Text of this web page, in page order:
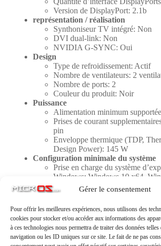
Gérer le consentement
Pour offrir les meilleures expériences, nous utilisons des
cookies pour stocker et/ou accéder aux informations des
à ces technologies nous permettra de traiter des données
navigation ou les ID uniques sur ce site. Le fait de ne pas
Version de DisplayPort: 2.1b
représentation / réalisation
Synthoniseur TV intégré: Non
DVI dual-link: Non
NVIDIA G-SYNC: Oui
Design
Type de refroidissement: Actif
Nombre de ventilateurs: 2
Nombre de ports: 2
Couleur du produit: Noir
Puissance
Alimentation minimum
Prises de courant
pin
Enveloppe thermique (TDP,
Design Power): 145 W
Configuration minimale du système
Prise en charge du système
Windows: Windows 10 x64,
Prise en charge du système
Poids et dimensions
Longueur du produit: 120 mm
Profondeur: 200 mm
Hauteur: 39,8 mm